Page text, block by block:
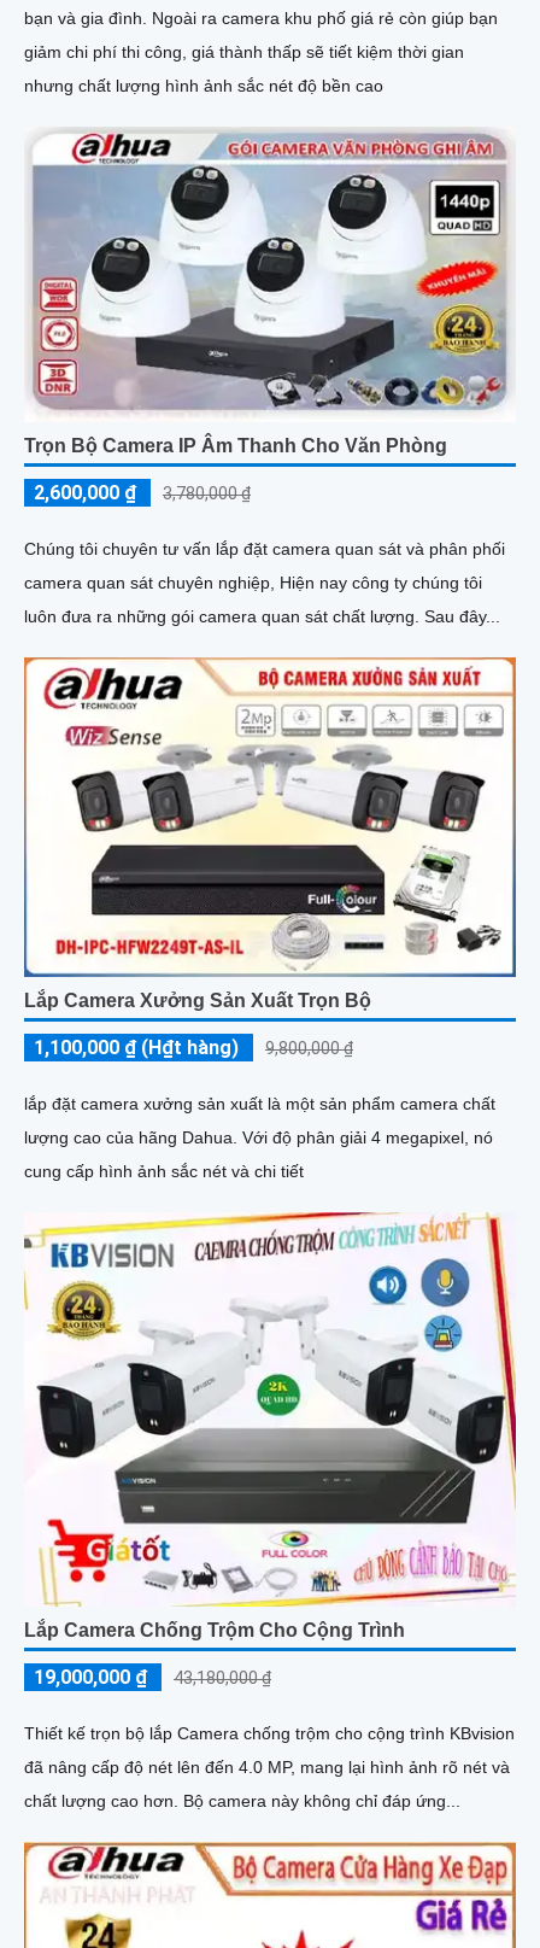
bạn và gia đình. Ngoài ra camera khu phố giá rẻ còn giúp bạn
giảm chi phí thi công, giá thành thấp sẽ tiết kiệm thời gian
nhưng chất lượng hình ảnh sắc nét độ bền cao
Trọn Bộ Camera IP Âm Thanh Cho Văn Phòng
2,600,000 ₫ 3,780,000 ₫
Chúng tôi chuyên tư vấn lắp đặt camera quan sát và phân phối
camera quan sát chuyên nghiệp, Hiện nay công ty chúng tôi
luôn đưa ra những gói camera quan sát chất lượng. Sau đây...
Lắp Camera Xưởng Sản Xuất Trọn Bộ
1,100,000 ₫ (H₫t hàng) 9,800,000 ₫
lắp đặt camera xưởng sản xuất là một sản phẩm camera chất
lượng cao của hãng Dahua. Với độ phân giải 4 megapixel, nó
cung cấp hình ảnh sắc nét và chi tiết
Lắp Camera Chống Trộm Cho Cộng Trình
19,000,000 ₫ 43,180,000 ₫
Thiết kế trọn bộ lắp Camera chống trộm cho cộng trình KBvision
đã nâng cấp độ nét lên đến 4.0 MP, mang lại hình ảnh rõ nét và
chất lượng cao hơn. Bộ camera này không chỉ đáp ứng...